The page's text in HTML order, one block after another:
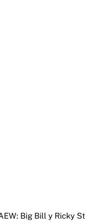
Big Bill y Ricky